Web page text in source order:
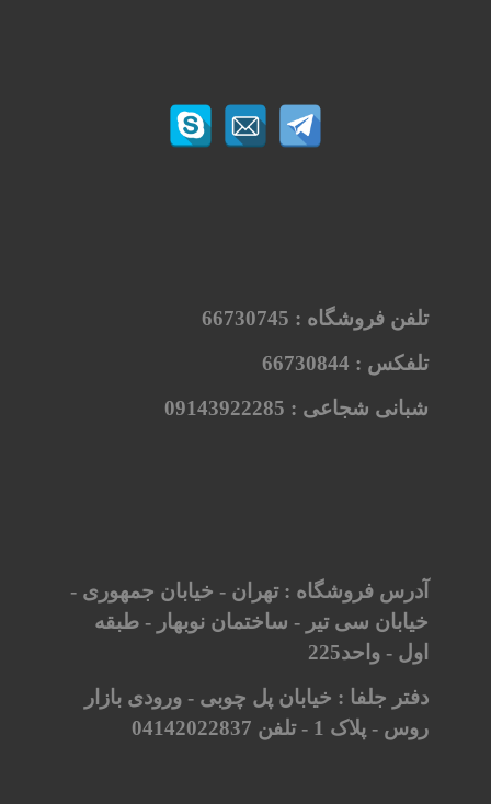
تلفن فروشگاه :
تلفکس :
شبانی شجاعی :
آدرس فروشگاه : تهران - خیابان جمهوری -
خیابان سی تیر - ساختمان نوبهار - طبقه
اول - واحد225
دفتر جلفا : خیابان پل چوبی - ورودی بازار
روس - پلاک 1 - تلفن 04142022837